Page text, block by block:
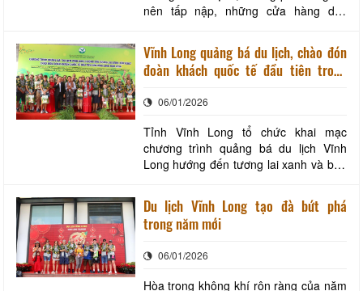
nên tấp nập, những cửa hàng dọc
màu áo mới, chuẩn bị chào đón một
mùa Xuân an lành và hạnh phúc. Đến
với nơi này du khách nên “bỏ túi” một
chuyến đi của mình
Vĩnh Long quảng bá du lịch, chào đón
đoàn khách quốc tế đầu tiên trong
06/01/2026
Tỉnh Vĩnh Long tổ chức khai mạc
chương trình quảng bá du lịch Vĩnh
Long hướng đến tương lai xanh và bền
du lịch quốc tế đầu tiên đến Vĩnh Long
trong năm 2026. Đại biểu tặng quà và
chụp ảnh lưu niệm cùng đoàn khách du
Long. Ảnh:
Du lịch Vĩnh Long tạo đà bứt phá
trong năm mới
06/01/2026
Hòa trong không khí rộn ràng của năm